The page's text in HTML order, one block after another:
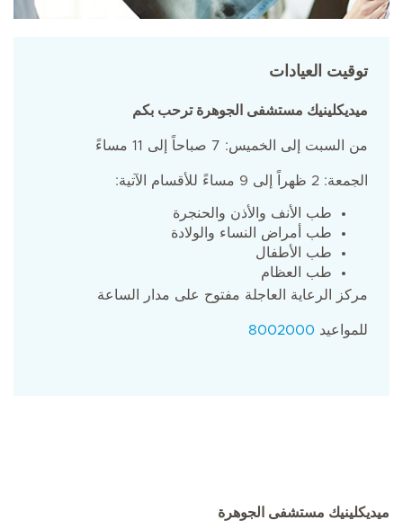
توقيت العيادات
ميديكلينيك مستشفى الجوهرة ترحب بكم
من السبت إلى الخميس: 7 صباحاً إلى 11 مساءً
الجمعة: 2 ظهراً إلى 9 مساءً للأقسام الآتية:
طب الأنف والأذن والحنجرة
طب أمراض النساء والولادة
طب الأطفال
طب العظام
مركز الرعاية العاجلة مفتوح على مدار الساعة
للمواعيد 8002000
ميديكلينيك مستشفى الجوهرة